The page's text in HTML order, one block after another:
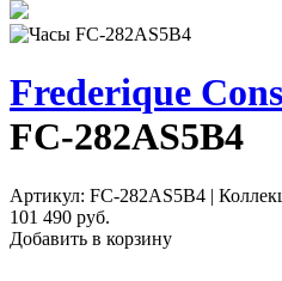
Frederique
FC-282AS5B4
Артикул: FC-282AS5B4 |
101 490 руб.
Добавить в корзину